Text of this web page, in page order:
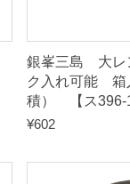
銀峯三島 大レ
ク入れ可能 箱
積） 【ス396-
¥602